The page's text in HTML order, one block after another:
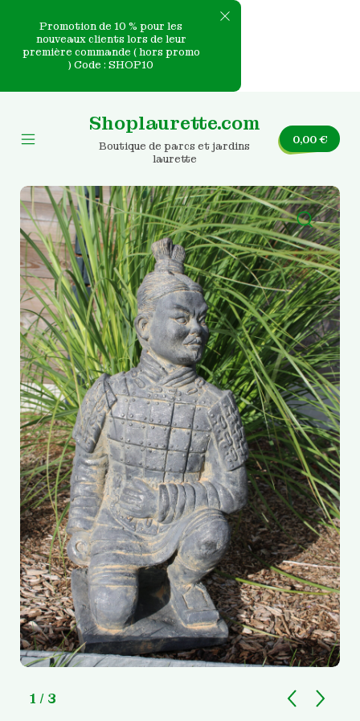
Promotion de 10 % pour les
nouveaux clients lors de leur
première commande ( hors promo
) Code : SHOP10
content
Toggle
Shoplaurette.com
Boutique de parcs et jardins
laurette
0,00€
1 / 3